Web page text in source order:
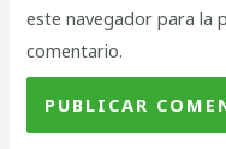
este navegador para la
comentario.